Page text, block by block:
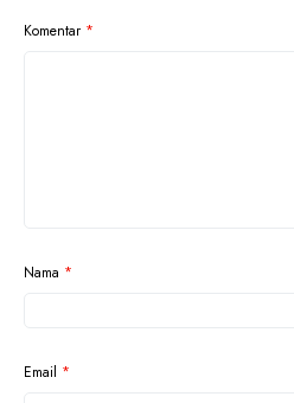
Komentar *
Nama *
Email *